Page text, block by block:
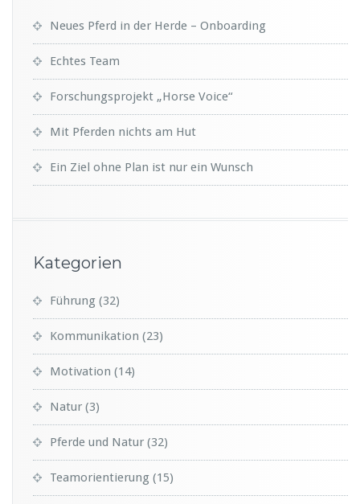
Neues Pferd in der Herde – Onboarding
Echtes Team
Forschungsprojekt „Horse Voice“
Mit Pferden nichts am Hut
Ein Ziel ohne Plan ist nur ein Wunsch
Kategorien
Führung (32)
Kommunikation (23)
Motivation (14)
Natur (3)
Pferde und Natur (32)
Teamorientierung (15)